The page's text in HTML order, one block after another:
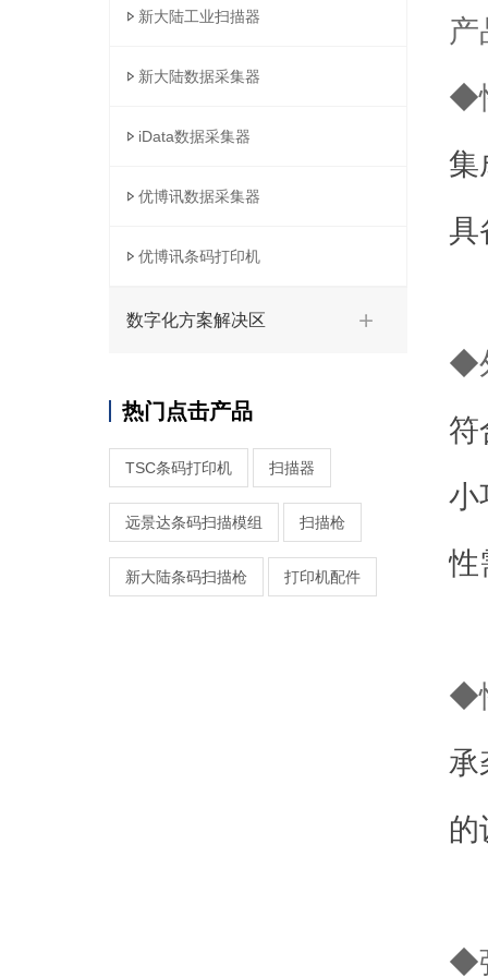
新大陆工业扫描器
新大陆数据采集器
iData数据采集器
优博讯数据采集器
优博讯条码打印机
数字化方案解决区
热门点击产品
TSC条码打印机 扫描器
远景达条码扫描模组 扫描枪
新大陆条码扫描枪 打印机配件
产
◆
集
具
◆
符
小
性
◆
承
的
◆